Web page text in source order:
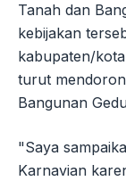
Tanah dan
kebijakan
kabupaten/
turut
Bangunan
"Saya
Karnavian